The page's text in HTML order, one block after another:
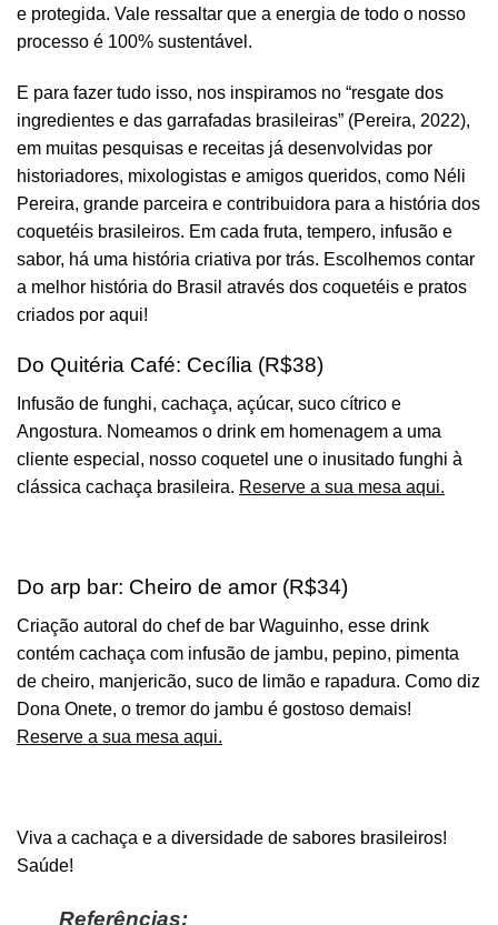
e protegida. Vale ressaltar que a energia de todo o nosso
processo é 100% sustentável.
E para fazer tudo isso, nos inspiramos no “resgate dos
ingredientes e das garrafadas brasileiras” (Pereira, 2022),
em muitas pesquisas e receitas já desenvolvidas por
historiadores, mixologistas e amigos queridos, como Néli
Pereira, grande parceira e contribuidora para a história dos
coquetéis brasileiros. Em cada fruta, tempero, infusão e
sabor, há uma história criativa por trás. Escolhemos contar
a melhor história do Brasil através dos coquetéis e pratos
criados por aqui!
Do Quitéria Café: Cecília (R$38)
Infusão de funghi, cachaça, açúcar, suco cítrico e
Angostura. Nomeamos o drink em homenagem a uma
cliente especial, nosso coquetel une o inusitado funghi à
clássica cachaça brasileira. Reserve a sua mesa aqui.
Do arp bar: Cheiro de amor (R$34)
Criação autoral do chef de bar Waguinho, esse drink
contém cachaça com infusão de jambu, pepino, pimenta
de cheiro, manjericão, suco de limão e rapadura. Como diz
Dona Onete, o tremor do jambu é gostoso demais!
Reserve a sua mesa aqui.
Viva a cachaça e a diversidade de sabores brasileiros!
Saúde!
Referências: